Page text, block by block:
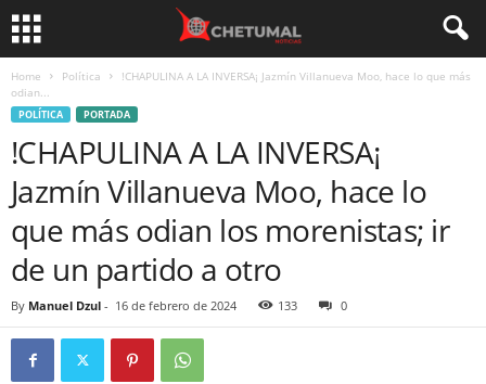
Home Política
!CHAPULINA A LA INVERSA¡ Jazmín Villanueva Moo, hace lo que más
odian...
POLÍTICA PORTADA
!CHAPULINA A LA INVERSA¡
Jazmín Villanueva Moo, hace lo
que más odian los morenistas; ir
de un partido a otro
By Manuel Dzul - 16 de febrero de 2024 133 0